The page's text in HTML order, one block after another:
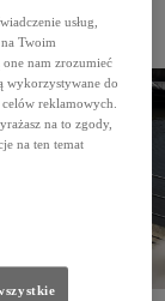
Układ wszystkich
miejscu komfort
usług,
Twoim
nam zrozumieć
wykorzystywane do
celów reklamowych.
na to zgody,
na ten temat